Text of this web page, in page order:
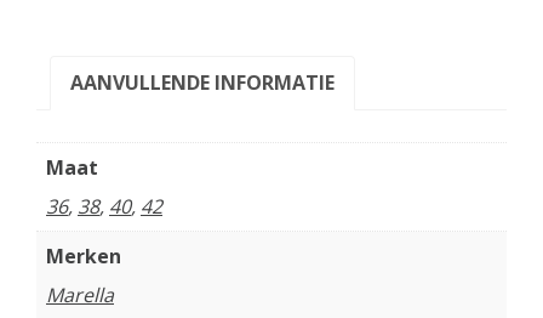
AANVULLENDE INFORMATIE
Maat
36, 38, 40, 42
Merken
Marella